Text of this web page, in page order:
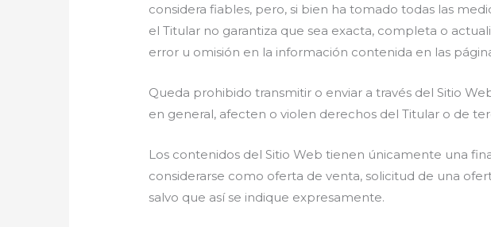
considera fiables, pero, si bien ha tomado todas las
el Titular no garantiza que sea exacta, completa o
error u omisión en la información contenida en las
Queda prohibido transmitir o enviar a través del Sitio
en general, afecten o violen derechos del Titular o de
Los contenidos del Sitio Web tienen únicamente una
considerarse como oferta de venta, solicitud de una
salvo que así se indique expresamente.